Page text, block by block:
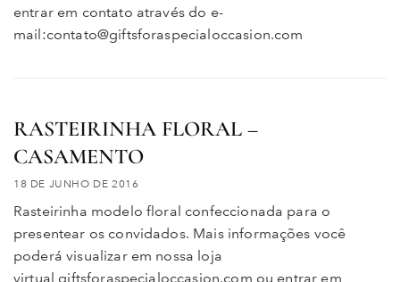
entrar em contato através do e-
mail:contato@giftsforaspecialoccasion.com
RASTEIRINHA FLORAL –
CASAMENTO
18 DE JUNHO DE 2016
Rasteirinha modelo floral confeccionada para o
presentear os convidados. Mais informações você
poderá visualizar em nossa loja
virtual giftsforaspecialoccasion.com ou entrar em